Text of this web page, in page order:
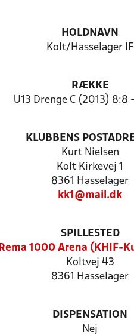
HOLDNAVN
Kolt/Hasselager IF
RÆKKE
U13 Drenge C (2013) 8:8
KLUBBENS
Kurt Nielsen
Kolt Kirkevej 1
8361 Hasselager
kk1@mail.dk
SPILLESTED
Rema 1000 Arena (KHIF-
Koltvej 43
8361 Hasselager
DISPENSATION
Nej